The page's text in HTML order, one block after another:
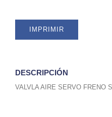
IMPRIMIR
DESCRIPCIÓN
VALVLA AIRE SERVO FRENO